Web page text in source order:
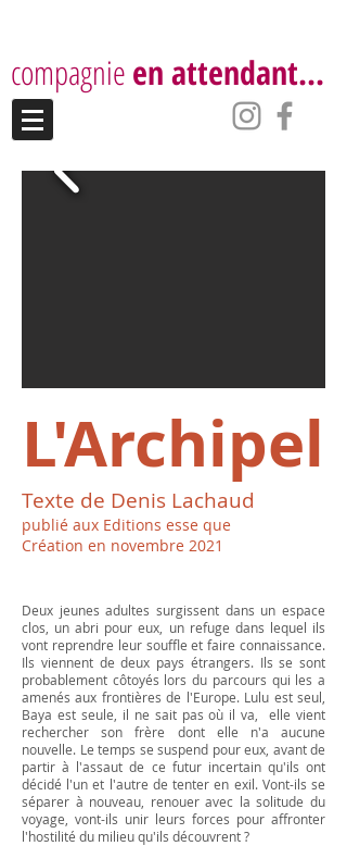
compagnieen attendant...
L'Archipel
Texte de Denis Lachaud
publié aux Editions esse que
Création en novembre 2021
Deux jeunes adultes surgissent dans un espace
clos, un abri pour eux, un refuge dans lequel ils
vont reprendre leur souffle et faire connaissance.
Ils viennent de deux pays étrangers. Ils se sont
probablement côtoyés lors du parcours qui les a
amenés aux frontières de l'Europe. Lulu est seul,
Baya est seule, il ne sait pas où il va, elle vient
rechercher son frère dont elle n'a aucune
nouvelle. Le temps se suspend pour eux, avant de
partir à l'assaut de ce futur incertain qu'ils ont
décidé l'un et l'autre de tenter en exil. Vont-ils se
séparer à nouveau, renouer avec la solitude du
voyage, vont-ils unir leurs forces pour affronter
l'hostilité du milieu qu'ils découvrent ?